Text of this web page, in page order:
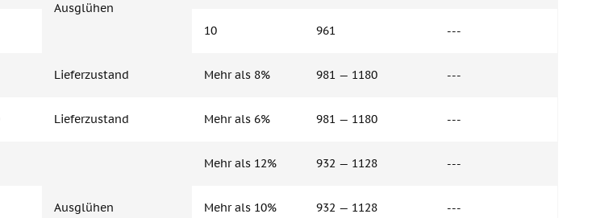
Ausglühen
10 961 ---
Lieferzustand Mehr als 8% 981 — 1180 ---
Lieferzustand Mehr als 6% 981 — 1180 ---
Ausglühen
Mehr als 12% 932 — 1128 ---
Mehr als 10% 932 — 1128 ---